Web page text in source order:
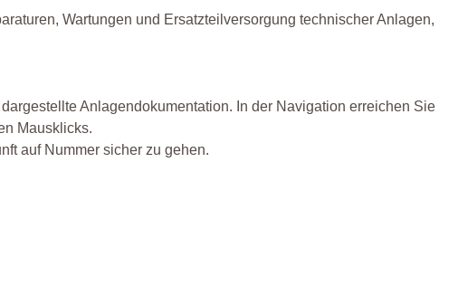
Wartungen und Ersatzteilversorgung technischer Anlagen,
Anlagendokumentation. In der Navigation erreichen Sie
Mausklicks.
auf Nummer sicher zu gehen.